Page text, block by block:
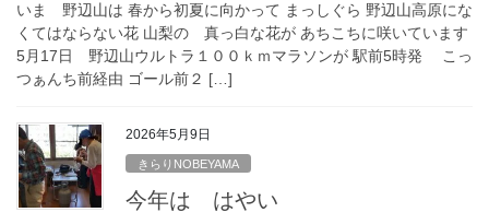
いま 野辺山は 春から初夏に向かって まっしぐら 野辺山高原にな
くてはならない花 山梨の 真っ白な花が あちこちに咲いています
5月17日 野辺山ウルトラ１００ｋｍマラソンが 駅前5時発 こっ
つぁんち前経由 ゴール前２ […]
2026年5月9日
きらりNOBEYAMA
今年は はやい